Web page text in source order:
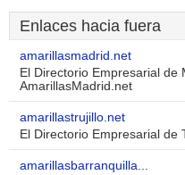
Enlaces hacia fuera
amarillasmadrid.net
El Directorio Empresarial de
AmarillasMadrid.net
amarillastrujillo.net
El Directorio Empresarial de
amarillasbarranquilla...